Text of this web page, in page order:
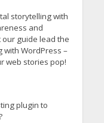
storytelling with
and
guide lead the
with WordPress –
web stories pop!
plugin to